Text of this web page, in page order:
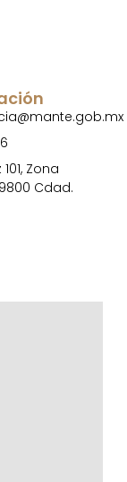
Zona
Cdad.